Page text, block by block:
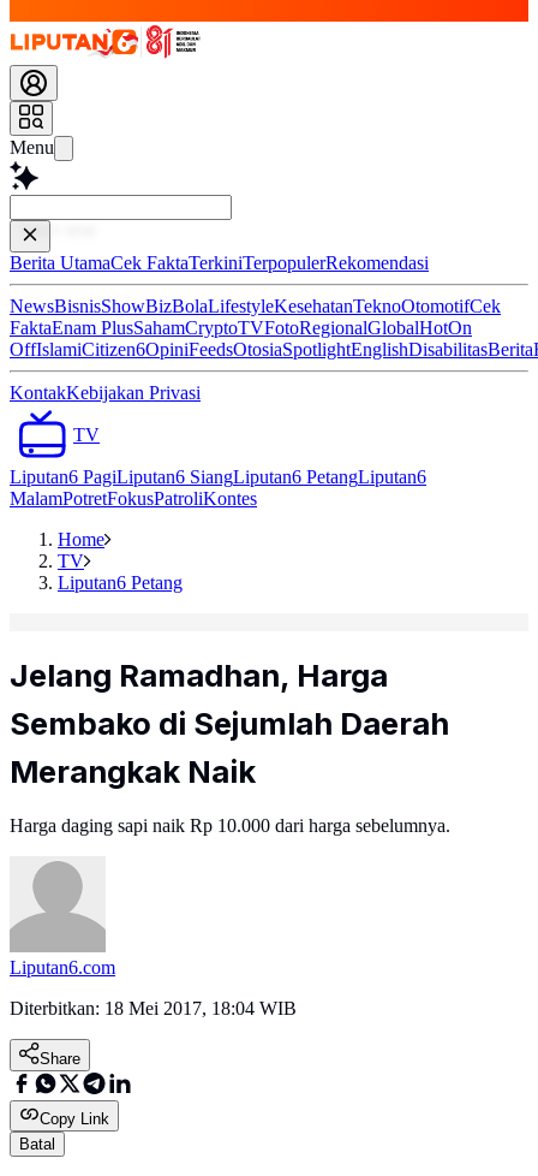
Menu
Baca
Berita UtamaCek FaktaTerkiniTerpopulerRekomendasi
NewsBisnisShowBizBolaLifestyleKesehatanTeknoOtomotifCek
FaktaEnam PlusSahamCryptoTVFotoRegionalGlobalHotOn
OffIslamiCitizen6OpiniFeedsOtosiaSpotlightEnglishDisabilitasBerita
KontakKebijakan Privasi
TV
Liputan6 PagiLiputan6 SiangLiputan6 PetangLiputan6
MalamPotretFokusPatroliKontes
Home
TV
Liputan6 Petang
Jelang Ramadhan, Harga
Sembako di Sejumlah Daerah
Merangkak Naik
Harga daging sapi naik Rp 10.000 dari harga sebelumnya.
Liputan6.com
Diterbitkan: 18 Mei 2017, 18:04 WIB
Share
Copy Link
Batal